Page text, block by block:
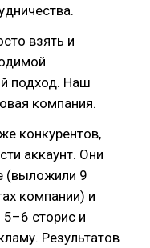
взять и
подход. Наш
компания.
конкурентов,
аккаунт. Они
(выложили 9
компании) и
сторис и
Результатов